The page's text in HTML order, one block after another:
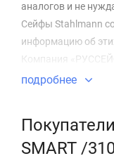
аналогов и не
Сейфы Stahlmann
информацию об
Компания
подробнее
SMART /